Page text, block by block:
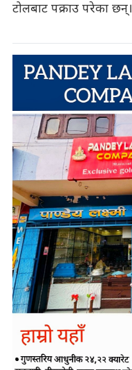
टोलबाट पक्राउ परेका छन्।